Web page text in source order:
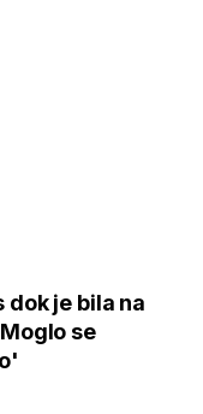
dok je bila na
se